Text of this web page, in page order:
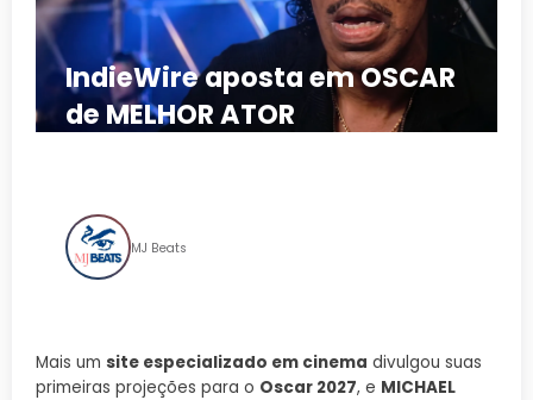
IndieWire aposta em OSCAR
de MELHOR ATOR
MJ Beats
Mais um site especializado em cinema divulgou suas
primeiras projeções para o Oscar 2027, e MICHAEL